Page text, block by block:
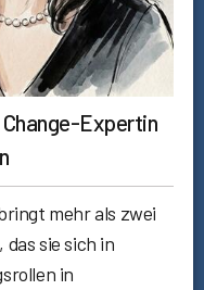
Expertin
mehr als zwei
sie sich in
in